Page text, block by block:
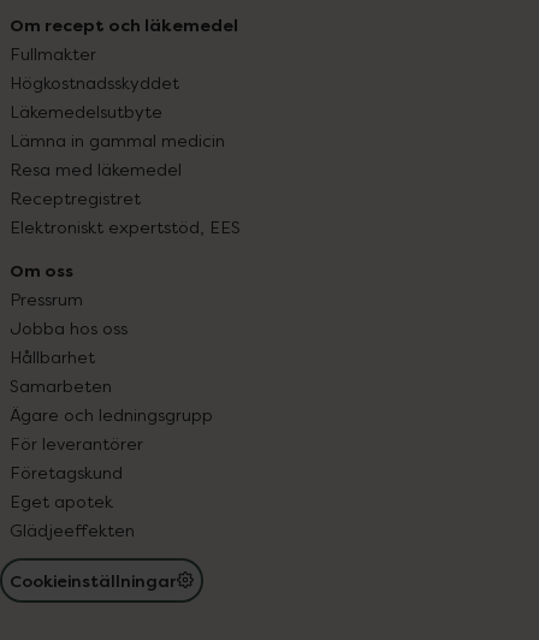
Om recept och läkemedel
Fullmakter
Högkostnadsskyddet
Läkemedelsutbyte
Lämna in gammal medicin
Resa med läkemedel
Receptregistret
Elektroniskt expertstöd, EES
Om oss
Pressrum
Jobba hos oss
Hållbarhet
Samarbeten
Ägare och ledningsgrupp
För leverantörer
Företagskund
Eget apotek
Glädjeeffekten
Cookieinställningar